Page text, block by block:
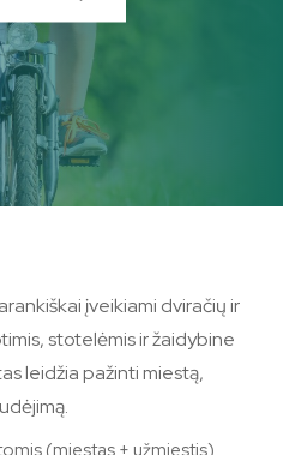
įveikiami dviračių ir
stotelėmis ir žaidybine
leidžia pažinti miestą,
(miestas + užmiestis)